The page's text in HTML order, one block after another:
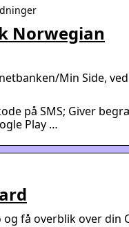
Norwegian
Min Side,
på SMS; Giver
Play …
få overblik over din